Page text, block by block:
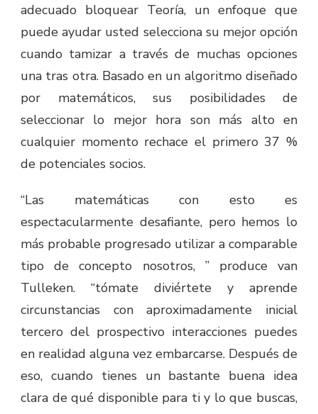
adecuado bloquear Teoría, un enfoque que
puede ayudar usted selecciona su mejor opción
cuando tamizar a través de muchas opciones
una tras otra. Basado en un algoritmo diseñado
por matemáticos, sus posibilidades de
seleccionar lo mejor hora son más alto en
cualquier momento rechace el primero 37 %
de potenciales socios.
“Las matemáticas con esto es
espectacularmente desafiante, pero hemos lo
más probable progresado utilizar a comparable
tipo de concepto nosotros, ” produce van
Tulleken. “tómate diviértete y aprende
circunstancias con aproximadamente inicial
tercero del prospectivo interacciones puedes
en realidad alguna vez embarcarse. Después de
eso, cuando tienes un bastante buena idea
clara de qué disponible para ti y lo que buscas,